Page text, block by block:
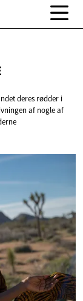
deres rødder i
af nogle af